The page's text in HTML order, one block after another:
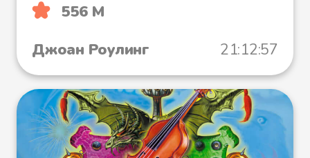
556 М
Джоан Роулинг
21:12:57